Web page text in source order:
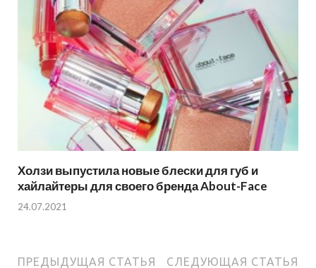
Холзи выпустила новые блески для губ и
хайлайтеры для своего бренда About-Face
24.07.2021
ПРЕДЫДУЩАЯ СТАТЬЯ СЛЕДУЮЩАЯ СТАТЬЯ